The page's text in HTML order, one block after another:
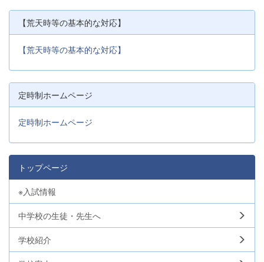
【荒天時等の基本的な対応】
【荒天時等の基本的な対応】
定時制ホームページ
定時制ホームページ
トップページ
※入試情報
中学校の生徒・先生へ
学校紹介